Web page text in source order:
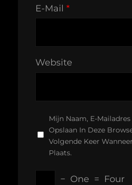
E-Mail *
Website
Mijn Naam, E-
Opslaan In Deze
Volgende Keer
Plaats.
− One = Four